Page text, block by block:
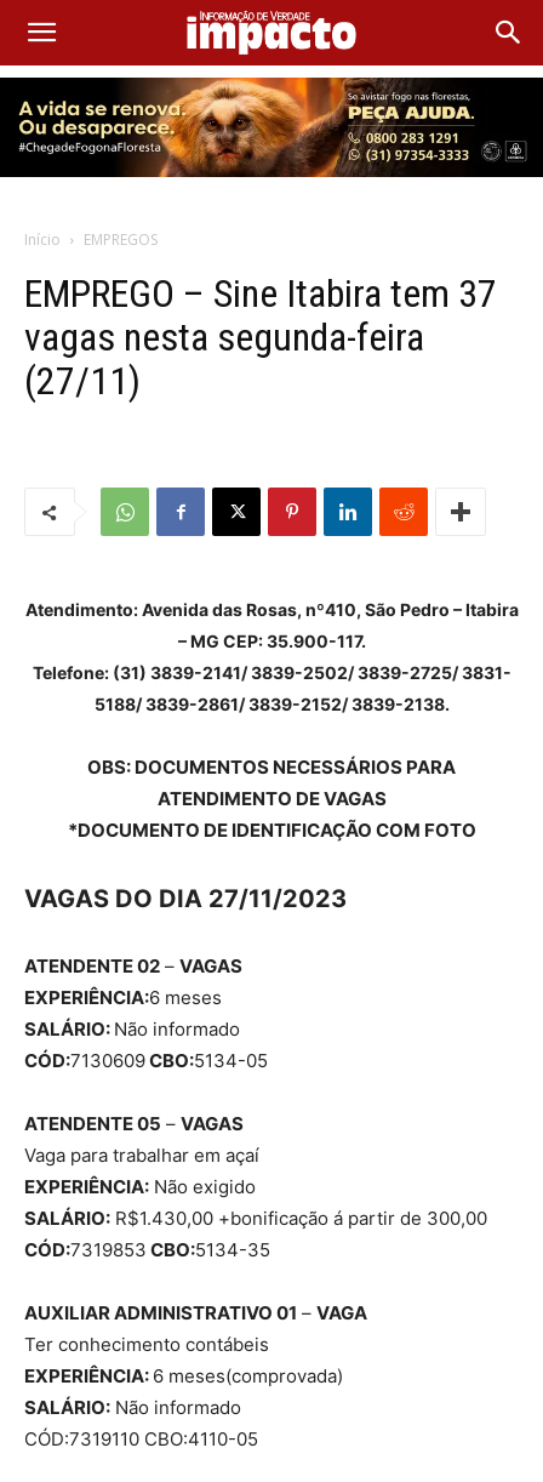
Início EMPREGOS
EMPREGO – Sine Itabira tem 37
vagas nesta segunda-feira
(27/11)
Atendimento: Avenida das Rosas, nº410, São Pedro – Itabira
– MG CEP: 35.900-117.
Telefone: (31) 3839-2141/ 3839-2502/ 3839-2725/ 3831-
5188/ 3839-2861/ 3839-2152/ 3839-2138.
OBS: DOCUMENTOS NECESSÁRIOS PARA
ATENDIMENTO DE VAGAS
*DOCUMENTO DE IDENTIFICAÇÃO COM FOTO
VAGAS DO DIA 27/11/2023
ATENDENTE 02 – VAGAS
EXPERIÊNCIA:6 meses
SALÁRIO: Não informado
CÓD:7130609CBO:5134-05
ATENDENTE 05 – VAGAS
Vaga para trabalhar em açaí
EXPERIÊNCIA: Não exigido
SALÁRIO: R$1.430,00 +bonificação á partir de 300,00
CÓD:7319853 CBO:5134-35
AUXILIAR ADMINISTRATIVO 01 – VAGA
Ter conhecimento contábeis
EXPERIÊNCIA: 6 meses(comprovada)
SALÁRIO: Não informado
CÓD:7319110 CBO:4110-05